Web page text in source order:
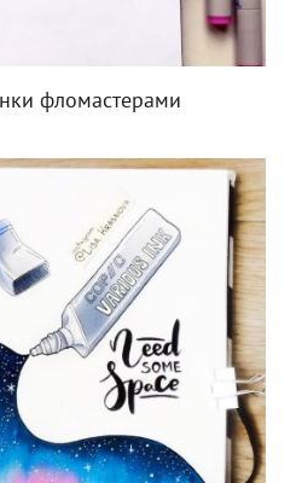
фломастерами